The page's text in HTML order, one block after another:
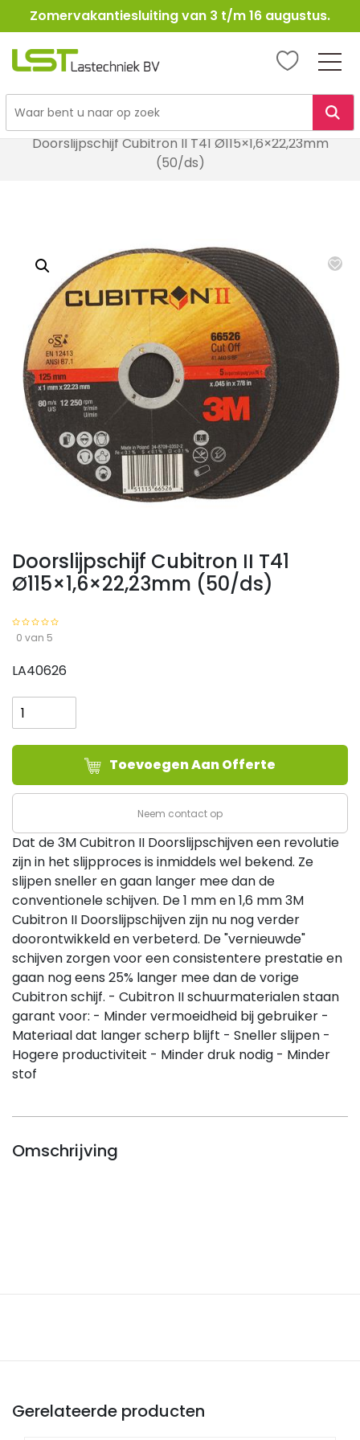
Ga
naar
Zomervakantiesluiting van 3 t/m 16 augustus.
LST
Lasbenodigheden
Doorslijpschijf Cubitron II T41 Ø115×1,6×22,23mm
(50/ds)
Doorslijpschijf Cubitron II T41
Ø115×1,6×22,23mm (50/ds)
0 van 5
LA40626
Cubitron
II
T41
Ø115x1,6x22,23mm
(50/ds)
Toevoegen Aan Offerte
Neem contact op
Dat de 3M Cubitron II Doorslijpschijven een revolutie
zijn in het slijpproces is inmiddels wel bekend. Ze
slijpen sneller en gaan langer mee dan de
conventionele schijven. De 1 mm en 1,6 mm 3M
Cubitron II Doorslijpschijven zijn nu nog verder
doorontwikkeld en verbeterd. De "vernieuwde"
schijven zorgen voor een consistentere prestatie en
gaan nog eens 25% langer mee dan de vorige
Cubitron schijf. - Cubitron II schuurmaterialen staan
garant voor: - Minder vermoeidheid bij gebruiker -
Materiaal dat langer scherp blijft - Sneller slijpen -
Hogere productiviteit - Minder druk nodig - Minder
stof
Omschrijving
Gerelateerde producten